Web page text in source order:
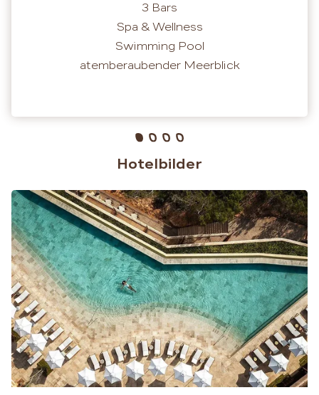
3 Bars
Spa & Wellness
Swimming Pool
atemberaubender Meerblick
Hotelbilder